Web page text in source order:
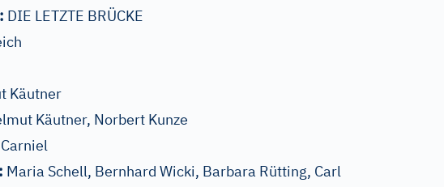
DIE LETZTE BRÜCKE
Käutner
Käutner, Norbert Kunze
Maria Schell, Bernhard Wicki, Barbara Rütting, Carl